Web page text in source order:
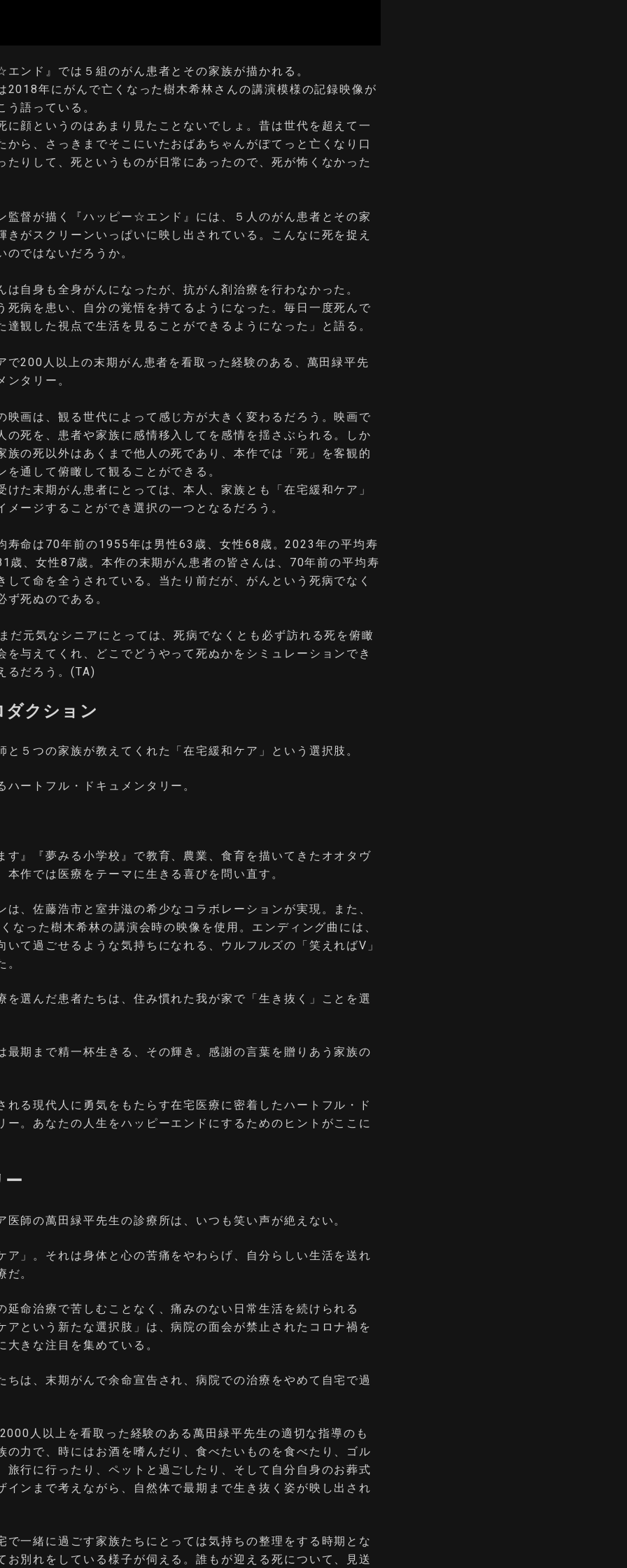
ンド』では５組のがん患者とその家族が描かれる。
2018年にがんで亡くなった樹木希林さんの講演模様の記録映像が
う語っている。
に顔というのはあまり見たことないでしょ。昔は世代を超えて一
から、さっきまでそこにいたおばあちゃんがぽてっと亡くなり口
たりして、死というものが日常にあったので、死が怖くなかった
監督が描く『ハッピー☆エンド』には、５人のがん患者とその家
きがスクリーンいっぱいに映し出されている。こんなに死を捉え
のではないだろうか。
は自身も全身がんになったが、抗がん剤治療を行わなかった。
死病を患い、自分の覚悟を持てるようになった。毎日一度死んで
達観した視点で生活を見ることができるようになった」と語る。
で200人以上の末期がん患者を看取った経験のある、萬田緑平先
ンタリー。
映画は、観る世代によって感じ方が大きく変わるだろう。映画で
の死を、患者や家族に感情移入してを感情を揺さぶられる。しか
族の死以外はあくまで他人の死であり、本作では「死」を客観的
を通して俯瞰して観ることができる。
けた末期がん患者にとっては、本人、家族とも「在宅緩和ケア」
メージすることができ選択の一つとなるだろう。
寿命は70年前の1955年は男性63歳、女性68歳。2023年の平均寿
歳、女性87歳。本作の末期がん患者の皆さんは、70年前の平均寿
して命を全うされている。当たり前だが、がんという死病でなく
ず死ぬのである。
だ元気なシニアにとっては、死病でなくとも必ず訪れる死を俯瞰
を与えてくれ、どこでどうやって死ぬかをシミュレーションでき
るだろう。(TA)
ダクション
と５つの家族が教えてくれた「在宅緩和ケア」という選択肢。
ハートフル・ドキュメンタリー。
す』『夢みる小学校』で教育、農業、食育を描いてきたオオタヴ
本作では医療をテーマに生きる喜びを問い直す。
は、佐藤浩市と室井滋の希少なコラボレーションが実現。また、
なった樹木希林の講演会時の映像を使用。エンディング曲には、
いて過ごせるような気持ちになれる、ウルフルズの「笑えればV」
。
を選んだ患者たちは、住み慣れた我が家で「生き抜く」ことを選
最期まで精一杯生きる、その輝き。感謝の言葉を贈りあう家族の
れる現代人に勇気をもたらす在宅医療に密着したハートフル・ド
ー。あなたの人生をハッピーエンドにするためのヒントがここに
ー
医師の萬田緑平先生の診療所は、いつも笑い声が絶えない。
ア」。それは身体と心の苦痛をやわらげ、自分らしい生活を送れ
だ。
延命治療で苦しむことなく、痛みのない日常生活を続けられる
アという新たな選択肢」は、病院の面会が禁止されたコロナ禍を
大きな注目を集めている。
ちは、末期がんで余命宣告され、病院での治療をやめて自宅で過
人以上を看取った経験のある萬田緑平先生の適切な指導のも
の力で、時にはお酒を嗜んだり、食べたいものを食べたり、ゴル
旅行に行ったり、ペットと過ごしたり、そして自分自身のお葬式
インまで考えながら、自然体で最期まで生き抜く姿が映し出され
で一緒に過ごす家族たちにとっては気持ちの整理をする時期とな
お別れをしている様子が伺える。誰もが迎える死について、見送